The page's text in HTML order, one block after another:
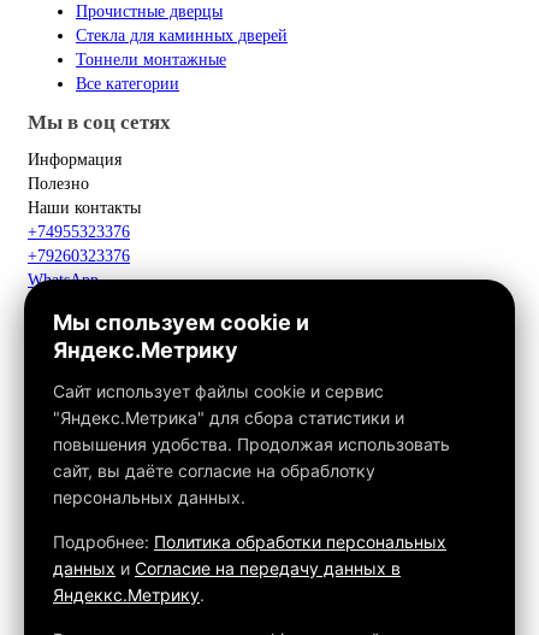
Прочистные дверцы
Стекла для каминных дверей
Тоннели монтажные
Все категории
Мы в соц сетях
Информация
Полезно
Наши контакты
+74955323376
+79260323376
WhatsApp
Макс
info@fox-kamin.ru
Наш адрес
Московская область, г. Павловский Посад, дер. Фатеево, д. 3П,
Работаем с 10:00 до 18:00
Связаться с нами
Обращаем ваше внимание на то, что данный интернет-сайт, а
также вся информация о товарах и ценах, предоставленная на
Мы спользуем cookie и
Яндекс.Метрику
Сайт использует файлы cookie и сервис
"Яндекс.Метрика" для сбора статистики и
повышения удобства. Продолжая использовать
сайт, вы даёте согласие на обраблотку
персональных данных.
Подробнее: Политика обработки персональных
данных и Согласие на передачу данных в
Яндеккс.Метрику.